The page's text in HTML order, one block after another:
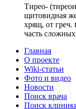
Тирео-
щитовидная
хрящ, от греч.
часть
Главная
О проекте
Wiki-статьи
Фото и видео
Новости
Поиск врача
Поиск